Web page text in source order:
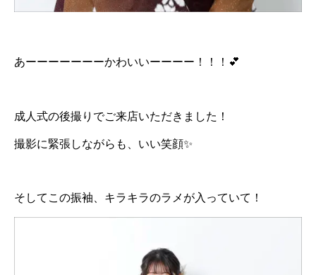
あーーーーーーーかわいいーーーー！！！💕
成人式の後撮りでご来店いただきました！
撮影に緊張しながらも、いい笑顔✨
そしてこの振袖、キラキラのラメが入っていて！